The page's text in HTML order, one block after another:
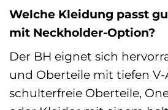
Welche Kleidung passt
mit Neckholder-Option?
Der BH eignet sich
und Oberteile mit tiefen
schulterfreie Oberteile,